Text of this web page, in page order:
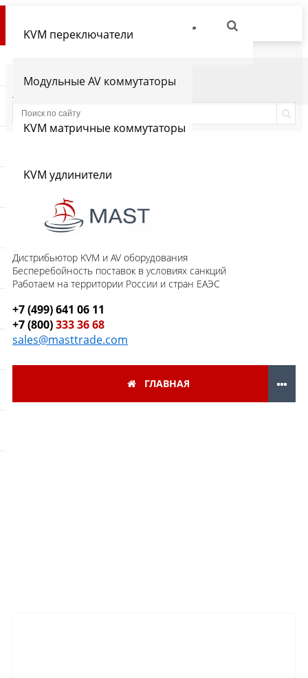
Производители Статьи
Дистрибьютор KVM и AV оборудования
Бесперебойность поставок в условиях санкций
Работаем на территории России и стран ЕАЭС
+7 (499) 641 06 11
+7 (800)333 36 68
sales@masttrade.com
ГЛАВНАЯ
KVM переключатели
Модульные AV коммутаторы
KVM матричные коммутаторы
KVM удлинители